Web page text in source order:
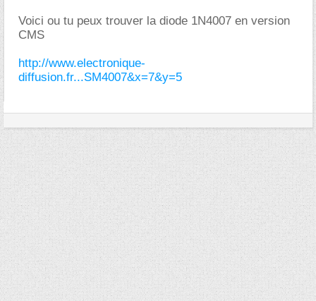
Voici ou tu peux trouver la diode 1N4007 en version
CMS
http://www.electronique-
diffusion.fr...SM4007&x=7&y=5